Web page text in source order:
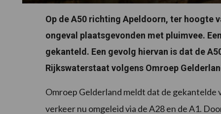
Op de A50 richting Apeldoorn, ter hoogte
ongeval plaatsgevonden met pluimvee.
gekanteld. Een gevolg hiervan is dat de
Rijkswaterstaat volgens Omroep
Omroep Gelderland meldt dat de
verkeer nu omgeleid via de A28 en de A1.